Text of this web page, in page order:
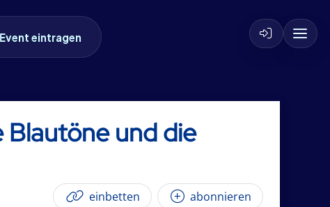
Event eintragen
Blautöne und die
einbetten abonnieren